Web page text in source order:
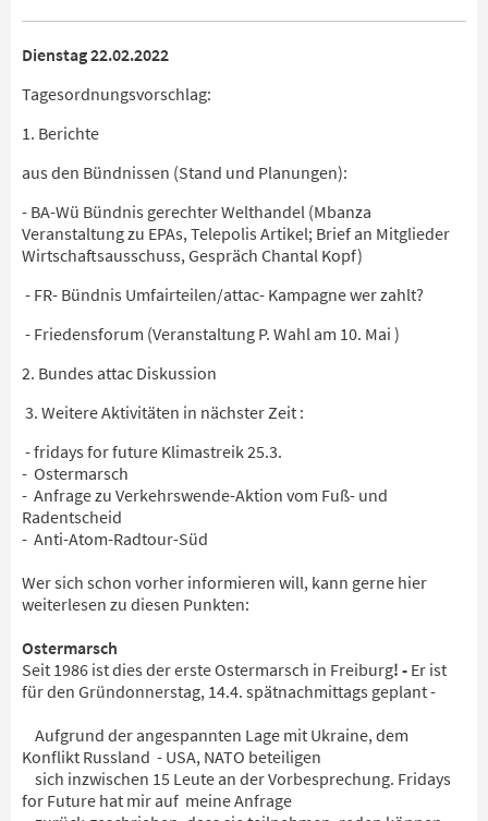
Dienstag 22.02.2022
Tagesordnungsvorschlag:
1. Berichte
aus den Bündnissen (Stand und Planungen):
- BA-Wü Bündnis gerechter Welthandel (Mbanza
Veranstaltung zu EPAs, Telepolis Artikel; Brief an Mitglieder
Wirtschaftsausschuss, Gespräch Chantal Kopf)
- FR- Bündnis Umfairteilen/attac- Kampagne wer zahlt?
- Friedensforum (Veranstaltung P. Wahl am 10. Mai )
2. Bundes attac Diskussion
3. Weitere Aktivitäten in nächster Zeit :
- fridays for future Klimastreik 25.3.
- Ostermarsch
- Anfrage zu Verkehrswende-Aktion vom Fuß- und
Radentscheid
- Anti-Atom-Radtour-Süd
Wer sich schon vorher informieren will, kann gerne hier
weiterlesen zu diesen Punkten:
Ostermarsch
Seit 1986 ist dies der erste Ostermarsch in Freiburg! - Er ist
für den Gründonnerstag, 14.4. spätnachmittags geplant -
Aufgrund der angespannten Lage mit Ukraine, dem
Konflikt Russland - USA, NATO beteiligen
sich inzwischen 15 Leute an der Vorbesprechung. Fridays
for Future hat mir auf meine Anfrage